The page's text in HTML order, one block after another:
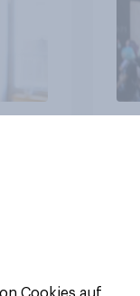
Cookies auf